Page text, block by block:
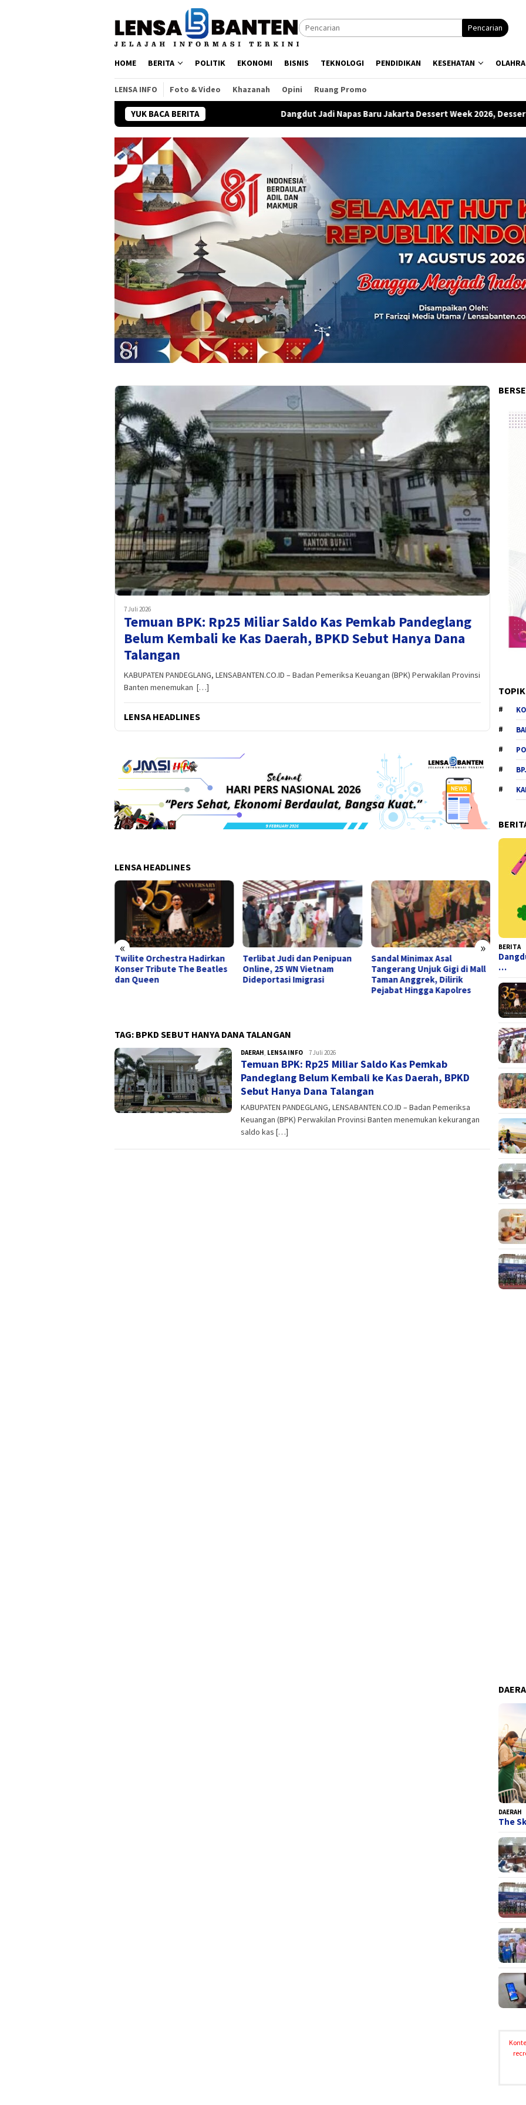
Pencarian
HOME BERITA POLITIK EKONOMI BISNIS TEKNOLOGI PENDIDIKAN KESEHATAN
LENSA INFO Foto & Video Khazanah Opini Ruang Promo
YUK BACA BERITADangdut Jadi Napas Baru Jakarta Dessert Week 2026, Dessert hingga Panggung
7 Juli 2026
Temuan BPK: Rp25 Miliar Saldo Kas Pemkab Pandeglang
Belum Kembali ke Kas Daerah, BPKD Sebut Hanya Dana
Talangan
KABUPATEN PANDEGLANG, LENSABANTEN.CO.ID – Badan Pemeriksa Keuangan (BPK) Perwakilan Provinsi
Banten menemukan […]
LENSA HEADLINES
LENSA HEADLINES
« »
Twilite Orchestra Hadirkan
Konser Tribute The Beatles
dan Queen
Terlibat Judi dan Penipuan
Online, 25 WN Vietnam
Dideportasi Imigrasi
Sandal Minimax Asal
Tangerang Unjuk Gigi di Mall
Taman Anggrek, Dilirik
Pejabat Hingga Kapolres
The
yang
Plane
TAG: BPKD SEBUT HANYA DANA TALANGAN
DAERAH LENSA INFO admin
7 Juli 2026
Temuan BPK: Rp25 Miliar Saldo Kas Pemkab
Pandeglang Belum Kembali ke Kas Daerah, BPKD
Sebut Hanya Dana Talangan
KABUPATEN PANDEGLANG, LENSABANTEN.CO.ID – Badan Pemeriksa
Keuangan (BPK) Perwakilan Provinsi Banten menemukan kekurangan
saldo kas […]
BERITA
…
DAERAH
The